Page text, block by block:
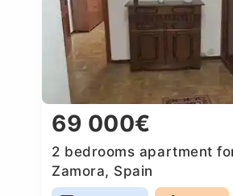
69 000€
2 bedrooms apartment
Zamora, Spain